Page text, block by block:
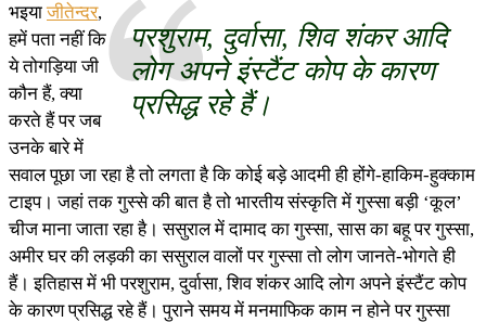
परशुराम, दुर्वासा, शिव शंकर आदि
लोग अपने इंस्टैंट कोप के कारण
प्रसिद्ध रहे हैं।
भइयाजीतेन्दर,
हमें पता नहीं कि
ये तोगड़िया जी
कौन हैं, क्या
करते हैं पर जब
उनके बारे में
सवाल पूछा जा रहा है तो लगता है कि कोई बड़े आदमी ही होंगे-हाकिम-हुक्काम
टाइप। जहां तक गुस्से की बात है तो भारतीय संस्कृति में गुस्सा बड़ी ‘कूल’
चीज माना जाता रहा है। ससुराल में दामाद का गुस्सा, सास का बहू पर गुस्सा,
अमीर घर की लड़की का ससुराल वालों पर गुस्सा तो लोग जानते-भोगते ही
हैं। इतिहास में भी परशुराम, दुर्वासा, शिव शंकर आदि लोग अपने इंस्टैंट कोप
के कारण प्रसिद्ध रहे हैं। पुराने समय में मनमाफिक काम न होने पर गुस्सा